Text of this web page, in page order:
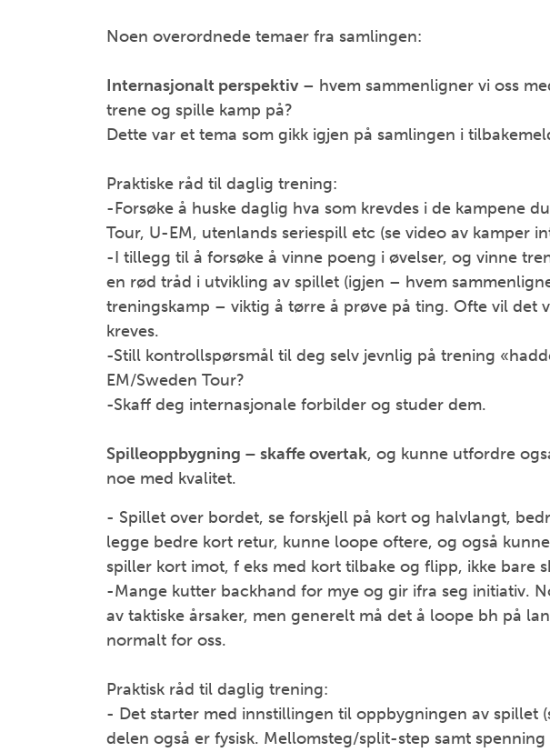
Noen overordnede temaer fra samlingen:
Internasjonalt perspektiv– hvem sammenligner vi oss
trene og spille kamp på?
Dette var et tema som gikk igjen på samlingen i
Praktiske råd til daglig trening:
-Forsøke å huske daglig hva som krevdes i de kampene
Tour, U-EM, utenlands seriespill etc (se video av kamper
-I tillegg til å forsøke å vinne poeng i øvelser, og vinne
en rød tråd i utvikling av spillet (igjen – hvem
treningskamp – viktig å tørre å prøve på ting. Ofte vil det
kreves.
-Still kontrollspørsmål til deg selv jevnlig på trening
EM/Sweden Tour?
-Skaff deg internasjonale forbilder og studer dem.
Spilleoppbygning – skaffe overtak, og kunne utfordre
noe med kvalitet.
- Spillet over bordet, se forskjell på kort og halvlangt,
legge bedre kort retur, kunne loope oftere, og også
spiller kort imot, f eks med kort tilbake og flipp, ikke bare
-Mange kutter backhand for mye og gir ifra seg initiativ.
av taktiske årsaker, men generelt må det å loope bh på
normalt for oss.
Praktisk råd til daglig trening:
- Det starter med innstillingen til oppbygningen av spillet
delen også er fysisk. Mellomsteg/split-step samt